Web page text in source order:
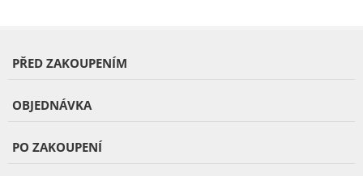
PŘED ZAKOUPENÍM
OBJEDNÁVKA
PO ZAKOUPENÍ